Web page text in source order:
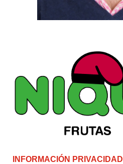
INFORMACIÓN PRIVACIDAD